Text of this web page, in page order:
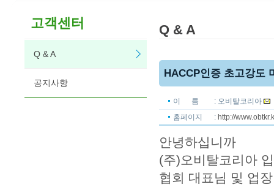
고객센터
Q & A
공지사항
Q & A
HACCP인증 초고강도
이 름
: 오비탈코리아
홈페이지
: http://
안녕하십니까
(주)오비탈코리아
협회 대표님 및 업